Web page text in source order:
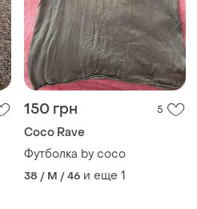
150 грн 5
Coco Rave
Футболка by coco
38 / M / 46 и еще 1